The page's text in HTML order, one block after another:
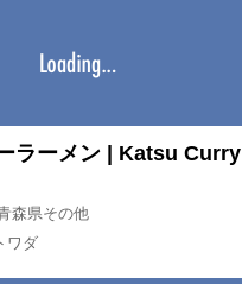
ラーメン | Katsu Curry
森県 青森県その他
ワダ